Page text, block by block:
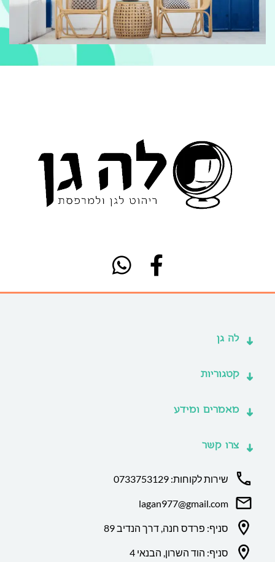
לה גן
קטגוריות
מאמרים ומידע
צרו קשר
שירות לקוחות: 0733753129
lagan977@gmail.com
סניף: פרדס חנה, דרך הנדיב 89
סניף: הוד השרון, הבנאי 4